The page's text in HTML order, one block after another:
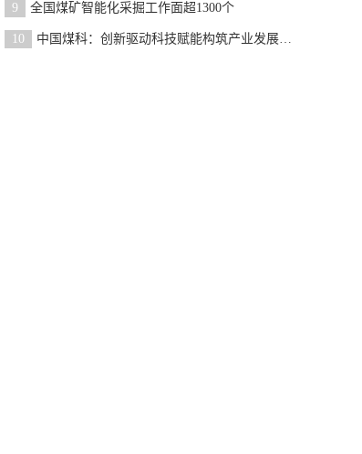
9 全国煤矿智能化采掘工作面超1300个
10 中国煤科：创新驱动科技赋能构筑产业发展新优势_全